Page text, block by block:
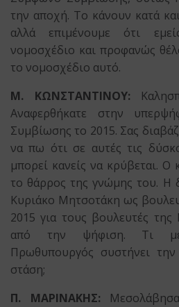
την αποχή. Το κάνουν κατά
αλλά επιμένουμε ότι
νομοσχέδιο και προφανώς
το νομοσχέδιο αυτό.
Μ. ΚΩΝΣΤΑΝΤΙΝΟΥ:
Αναφερθήκατε στην
Συμβίωσης το 2015. Σας
να πω ότι σε αυτές τις
μπορεί κανείς να κρύβεται. Ο
το θάρρος της γνώμης του. Η
Κυριάκο Μητσοτάκη ως
2015 για τους βουλευτές
από την ψήφιση. Τι
Πρωθυπουργός συστήνει
στάση;
Π. ΜΑΡΙΝΑΚΗΣ: